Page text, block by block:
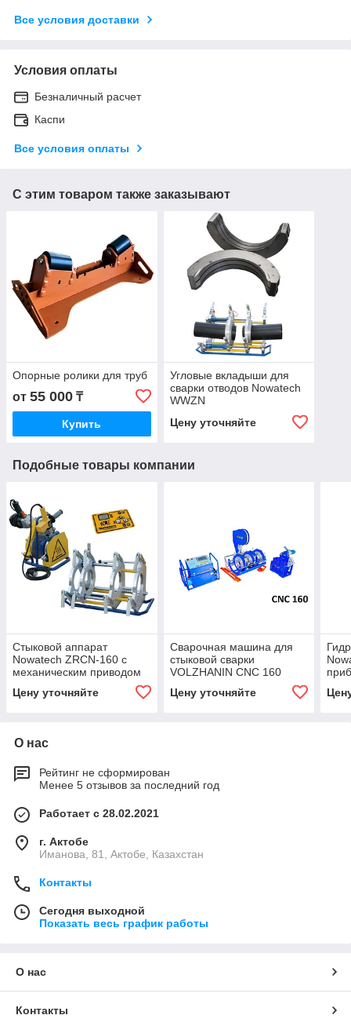
Все условия доставки
Условия оплаты
Безналичный расчет
Каспи
Все условия оплаты
С этим товаром также заказывают
Опорные ролики для труб
от 55 000 ₸
Купить
Угловые вкладыши для
сварки отводов Nowatech
WWZN
Цену уточняйте
Подобные товары компании
Стыковой аппарат
Nowatech ZRCN-160 с
механическим приводом
Цену уточняйте
Сварочная машина для
стыковой сварки
VOLZHANIN CNC 160
Цену уточняйте
О нас
Рейтинг не сформирован
Менее 5 отзывов за последний год
Работает с 28.02.2021
г. Актобе
Иманова, 81, Актобе, Казахстан
Контакты
Сегодня выходной
Показать весь график работы
О нас
Контакты